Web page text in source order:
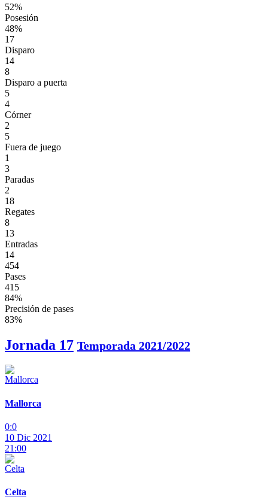
52%
Posesión
48%
17
Disparo
14
8
Disparo a puerta
5
4
Córner
2
5
Fuera de juego
1
3
Paradas
2
18
Regates
8
13
Entradas
14
454
Pases
415
84%
Precisión de pases
83%
Jornada 17 Temporada 2021/2022
Mallorca
0:0
10 Dic 2021
21:00
Celta